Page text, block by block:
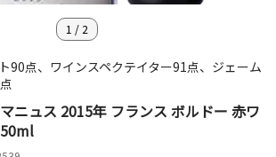
1 / 2
90点、ワインスペクテイター91点、ジェーム
ニュス 2015年 フランス ボルドー 赤ワ